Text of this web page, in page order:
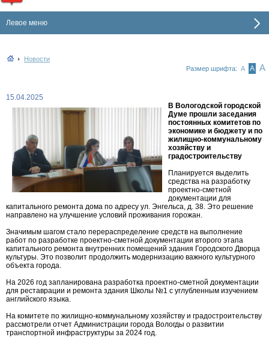
Левое меню
Новости
Размер шрифта: А А А
15.04.2025
В Вологодской городской
Думе прошли заседания
постоянных комитетов по
экономике и бюджету и по
жилищно-коммунальному
хозяйству и
градостроительству
Планируется выделить
средства на разработку
проектно-сметной
документации для
капитального ремонта дома по адресу ул. Энгельса, д. 38. Это решение
направлено на улучшение условий проживания горожан.
Значимым шагом стало перераспределение средств на выполнение
работ по разработке проектно-сметной документации второго этапа
капитального ремонта внутренних помещений здания Городского Дворца
культуры. Это позволит продолжить модернизацию важного культурного
объекта города.
На 2026 год запланирована разработка проектно-сметной документации
для реставрации и ремонта здания Школы №1 с углубленным изучением
английского языка.
На комитете по жилищно-коммунальному хозяйству и градостроительству
рассмотрели отчет Администрации города Вологды о развитии
транспортной инфраструктуры за 2024 год.